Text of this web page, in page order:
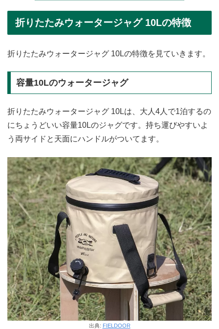
折りたたみウォータージャグ 10Lの特徴
折りたたみウォータージャグ 10Lの特徴を見ていきます。
容量10Lのウォータージャグ
折りたたみウォータージャグ 10Lは、大人4人で1泊するの
にちょうどいい容量10Lのジャグです。持ち運びやすいよ
う両サイドと天面にハンドルがついてます。
出典: FIELDOOR